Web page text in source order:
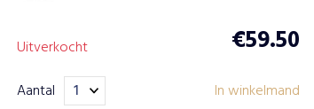
Uitverkocht €59.50
Aantal In winkelmand